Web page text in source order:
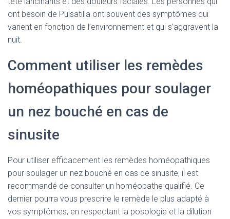
ont besoin de Pulsatilla ont souvent des symptômes qui
varient en fonction de l’environnement et qui s’aggravent la
nuit.
Comment utiliser les remèdes
homéopathiques pour soulager
un nez bouché en cas de
sinusite
Pour utiliser efficacement les remèdes homéopathiques
pour soulager un nez bouché en cas de sinusite, il est
recommandé de consulter un homéopathe qualifié. Ce
dernier pourra vous prescrire le remède le plus adapté à
vos symptômes, en respectant la posologie et la dilution